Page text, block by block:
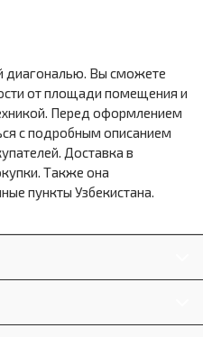
диагональю. Вы сможете
от площади помещения и
Перед оформлением
с подробным описанием
Доставка в
Также она
пункты Узбекистана.